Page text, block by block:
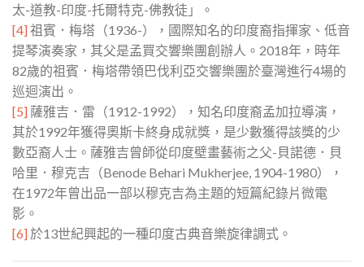
太-道教-印度-托爾特克-佛教徒」。
[4]祖賓．梅塔（1936-），國際知名的印度裔指揮家、低音
提琴演奏家，其父是孟買交響樂團創辦人。2018年，時年
82歲的祖賓．梅塔帶領巴伐利亞交響樂團於臺灣進行4場的
巡迴演出。
[5] 薩雅吉．雷（1912-1992），知名印度裔孟加拉導演，
其於1992年獲得奧斯卡終身成就獎，是少數獲得該獎的少
數亞裔人士。薩雅吉曾師從印度壁畫藝術之父-貝諾德．貝
哈里．穆克吉（Benode Behari Mukherjee, 1904-1980），
在1972年曾出品一部以穆克吉為主題的短篇紀錄片微電
影。
[6]於13世紀興起的一種印度古典音樂旋律調式。